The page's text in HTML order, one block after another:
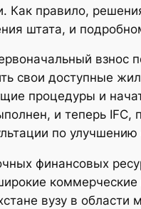
Как правило,
штата, и
свои доступные
процедуры и
и теперь
по
финансовых
коммерческие
вузу в